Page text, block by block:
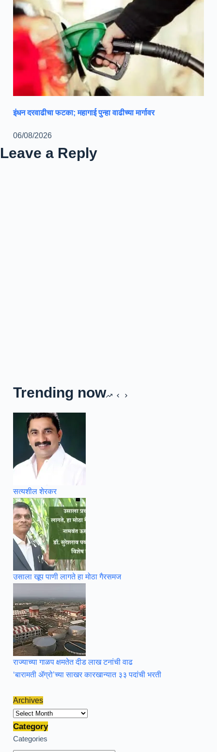
इंधन दरवाढीचा फटका; महागाई पुन्हा वाढीच्या मार्गावर
06/08/2026
Leave a Reply
Trending now
सत्यशील शेरकर
उसाला खूप पाणी लागते हा मोठा गैरसमज
राज्याच्या गाळप क्षमतेत दीड लाख टनांची वाढ
‘बारामती ॲग्रो’च्या साखर कारखान्यात ३३ पदांची भरती
Archives
Archives
Category
Categories